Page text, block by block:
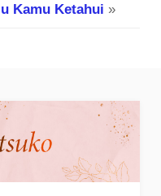
Kamu Ketahui »